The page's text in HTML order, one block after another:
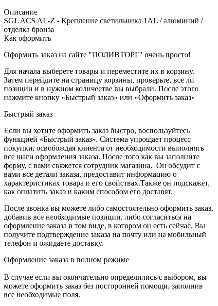
Описание
SGL ACS AL-Z - Крепление светильника 1AL / алюминий /
отделка бронза
Как оформить
Оформить заказ на сайте "ПОЛИВТОРГ" очень просто!
Для начала выберете товары и переместите их в корзину.
Затем перейдите на страницу корзины, проверьте, все ли
позиции и в нужном количестве вы выбрали. После этого
нажмите кнопку «Быстрый заказ» или «Оформить заказ»
Быстрый заказ
Если вы хотите оформить заказ быстро, воспользуйтесь
функцией «Быстрый заказ». Система упрощает процесс
покупки, освобождая клиента от необходимости выполнять
все шаги оформления заказа. После того как вы заполните
форму, с вами свяжется сотрудник магазина. Он обсудит с
вами все детали заказа, предоставит информацию о
характеристиках товара и его свойствах.Также он подскажет,
как оплатить заказ и каким способом его доставят.
После звонка вы можете либо самостоятельно оформить заказ,
добавив все необходимые позиции, либо согласиться на
оформление заказа в том виде, в котором он есть сейчас. Вы
получите подтверждение заказа на почту или на мобильный
телефон и ожидаете доставку.
Оформление заказа в полном режиме
В случае если вы окончательно определились с выбором, вы
можете оформить заказ без посторонней помощи, заполнив
все необходимые поля.